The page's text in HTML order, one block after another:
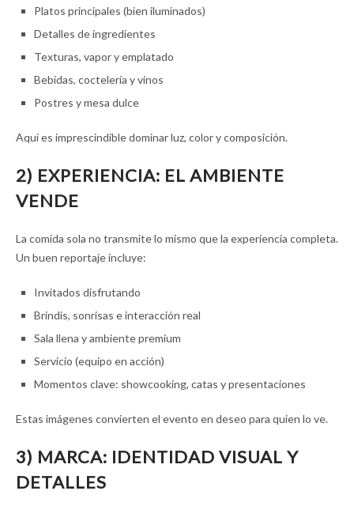
Platos principales (bien iluminados)
Detalles de ingredientes
Texturas, vapor y emplatado
Bebidas, coctelería y vinos
Postres y mesa dulce
Aquí es imprescindible dominar luz, color y composición.
2) EXPERIENCIA: EL AMBIENTE
VENDE
La comida sola no transmite lo mismo que la experiencia completa.
Un buen reportaje incluye:
Invitados disfrutando
Brindis, sonrisas e interacción real
Sala llena y ambiente premium
Servicio (equipo en acción)
Momentos clave: showcooking, catas y presentaciones
Estas imágenes convierten el evento en deseo para quien lo ve.
3) MARCA: IDENTIDAD VISUAL Y
DETALLES